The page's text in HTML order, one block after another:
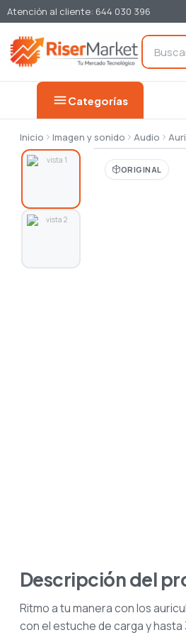
Atención al cliente: 644 030 396
menuCategorías
Inicio Imagen y sonido Audio
ORIGINAL
Descripción del
Ritmo a tu manera con los
con el estuche de carga y hasta